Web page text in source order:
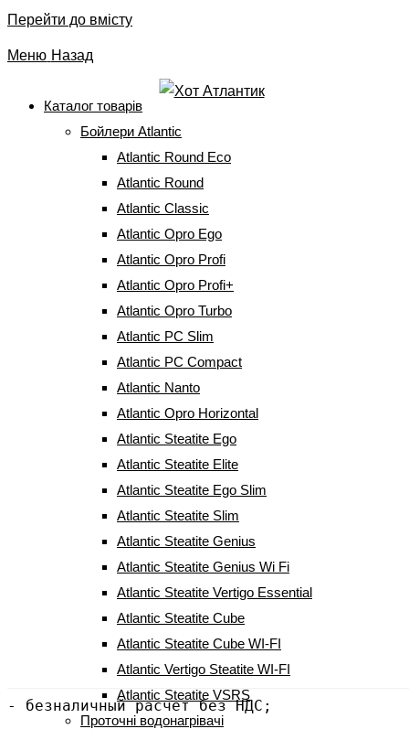
Перейти до вмісту
Меню Назад
Каталог товарів
Бойлери Atlantic
Atlantic Round Eco
Atlantic Round
Atlantic Classic
Atlantic Opro Ego
Atlantic Opro Profi
Atlantic Opro Profi+
Atlantic Opro Turbo
Atlantic PC Slim
Atlantic PC Compact
Atlantic Nanto
Atlantic Opro Horizontal
Atlantic Steatite Ego
Atlantic Steatite Elite
Atlantic Steatite Ego Slim
Atlantic Steatite Slim
Atlantic Steatite Genius
Atlantic Steatite Genius Wi Fi
Atlantic Steatite Vertigo Essential
Atlantic Steatite Cube
Atlantic Steatite Cube WI-FI
Atlantic Vertigo Steatite WI-FI
Atlantic Steatite VSRS
Проточні водонагрівачі
Конвектор Bonjour CEG
BL-Meca/M (2500W)
Електричні конвектори⇒Конвектори
Конвектор Bonjour CEG BL-Meca/M (2500W)
Конвектор Bonjour CEG BL-
Meca/M (2500W)
грн
Способы оплаты:
- картой на сайте (Visa / Master Card);
- наличными при получении;
- на карту (ПриватБанк / monobank);
- безналичный расчет без НДС;